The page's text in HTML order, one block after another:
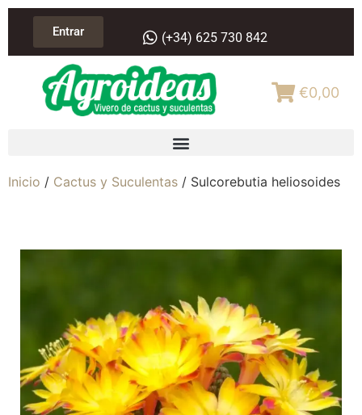
Entrar (+34) 625 730 842
€0,00
Inicio / Cactus y Suculentas / Sulcorebutia heliosoides